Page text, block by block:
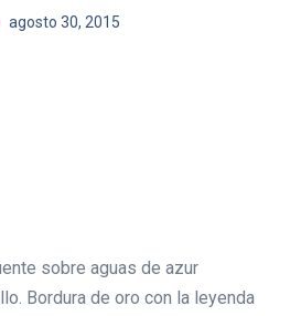
agosto 30, 2015
sobre aguas de azur
Bordura de oro con la leyenda